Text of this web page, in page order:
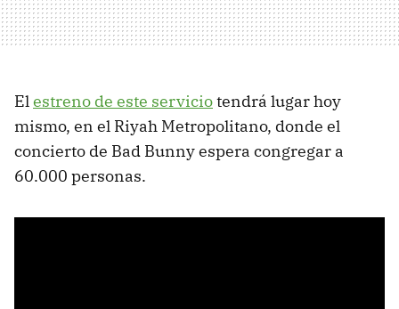
Elestreno de este serviciotendrá lugar hoy
mismo, en el Riyah Metropolitano, donde el
concierto de Bad Bunny espera congregar a
60.000 personas.